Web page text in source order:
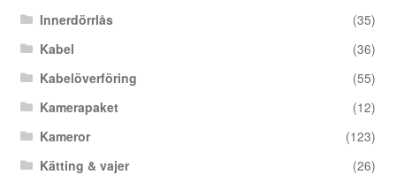
Innerdörrlås
(35)
Kabel
(36)
Kabelöverföring
(55)
Kamerapaket
(12)
Kameror
(123)
Kätting & vajer
(26)